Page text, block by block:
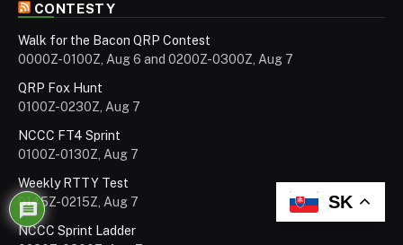
CONTESTY
Walk for the Bacon QRP Contest
0000Z-0100Z, Aug 6 and 0200Z-0300Z, Aug 7
QRP Fox Hunt
0100Z-0230Z, Aug 7
NCCC FT4 Sprint
0100Z-0130Z, Aug 7
Weekly RTTY Test
0145Z-0215Z, Aug 7
NCCC Sprint Ladder
SK